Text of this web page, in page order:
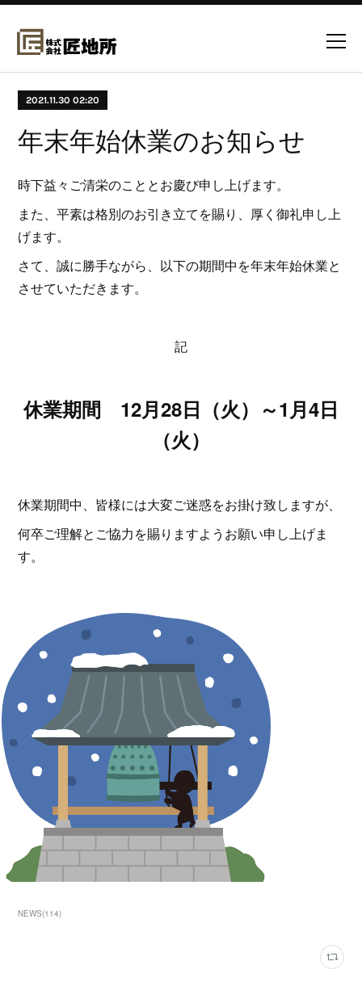
2021.11.30 02:20
年末年始休業のお知らせ
時下益々ご清栄のこととお慶び申し上げます。
また、平素は格別のお引き立てを賜り、厚く御礼申し上
げます。
さて、誠に勝手ながら、以下の期間中を年末年始休業と
させていただきます。
記
休業期間 12月28日（火）～1月4日
（火）
休業期間中、皆様には大変ご迷惑をお掛け致しますが、
何卒ご理解とご協力を賜りますようお願い申し上げま
す。
NEWS(114)